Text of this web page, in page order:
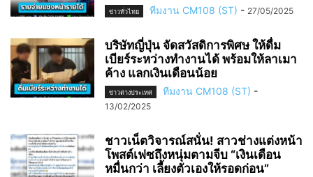
ข่าวทั่วไทย ทีมงาน CM108 (ST) - 27/05/2025
บริษัทญี่ปุ่น จัดสวัสดิการพิศษ ให้ดื่ม
เบียร์ระหว่างทำงานได้ พร้อมให้ลาเมา
ค้าง แลกเงินเดือนน้อย
ข่าวต่างประเทศ ทีมงาน CM108 (ST) -
13/02/2025
ชาวเน็ตวิจารณ์สนั่น! สาวช่างแต่งหน้า
โพสต์เฟซถึงหนุ่มตามจีบ “เงินเดือน
หมื่นกว่า เลี้ยงตัวเองให้รอดก่อน”